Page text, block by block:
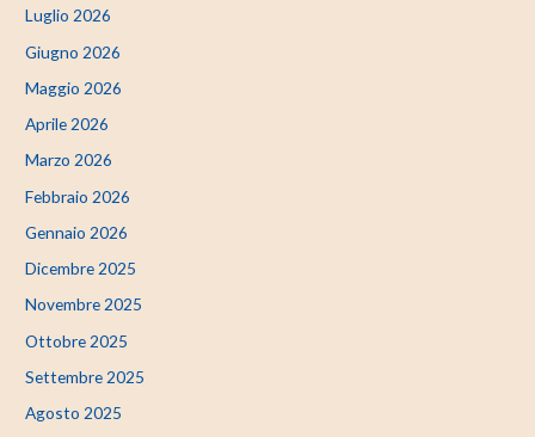
Luglio 2026
Giugno 2026
Maggio 2026
Aprile 2026
Marzo 2026
Febbraio 2026
Gennaio 2026
Dicembre 2025
Novembre 2025
Ottobre 2025
Settembre 2025
Agosto 2025